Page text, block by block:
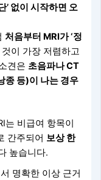
’ 없이 시작하면 오
처음부터 MRI가 ‘정
이 가장 저렴하고
견은 초음파나 CT
종 등)이 나는 경우
는 비급여 항목이
간주되어 보상 한
높습니다.
명확한 이상 근거